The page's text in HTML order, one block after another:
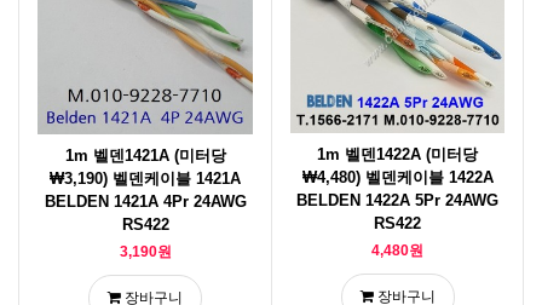
1m 벨덴1421A (미터당
₩3,190) 벨덴케이블 1421A
BELDEN 1421A 4Pr 24AWG
RS422
3,190원
장바구니
1m 벨덴1422A (미터당
₩4,480) 벨덴케이블 1422A
BELDEN 1422A 5Pr 24AWG
RS422
4,480원
장바구니